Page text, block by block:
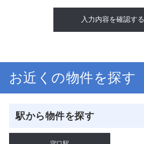
入力内容を確認する
お近くの物件を探す
駅から物件を探す